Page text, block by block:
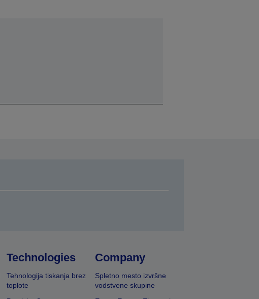
Technologies
Tehnologija tiskanja brez
toplote
Company
Spletno mesto izvršne
vodstvene skupine